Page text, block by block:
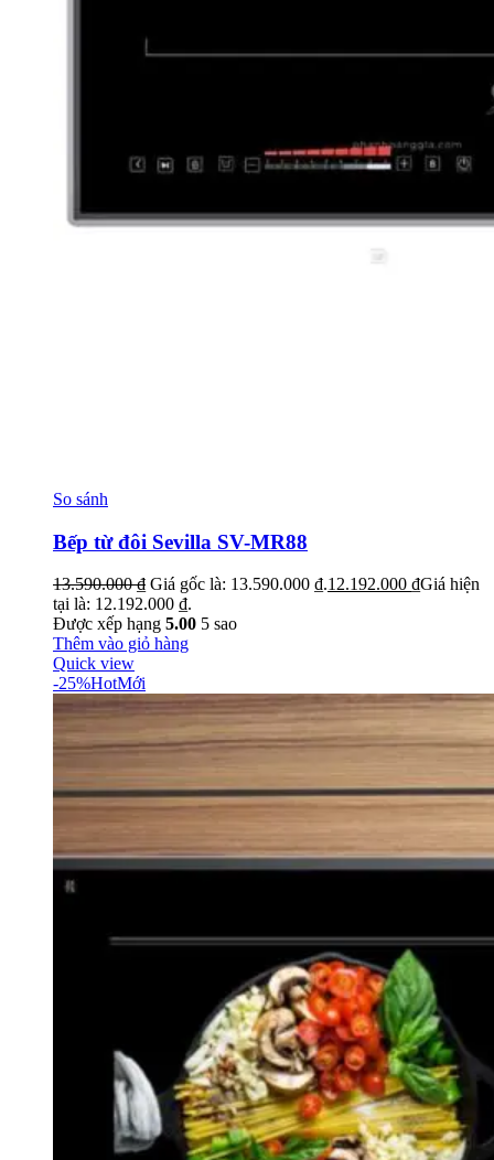
So sánh
Bếp từ đôi Sevilla SV-MR88
13.590.000₫ Giá gốc là: 13.590.000 ₫.12.192.000 ₫Giá hiện
tại là: 12.192.000 ₫.
Được xếp hạng 5.00 5 sao
Thêm vào giỏ hàng
Quick view
-25%HotMới